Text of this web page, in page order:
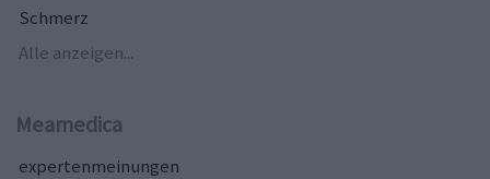
Schmerz
Alle anzeigen...
Meamedica
expertenmeinungen